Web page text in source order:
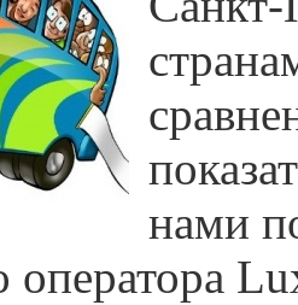
нами
оператора